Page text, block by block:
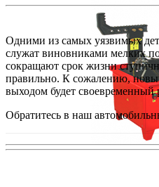
Одними из самых уязвимых
служат виновниками мелких
сокращают срок жизни
правильно. К сожалению,
выходом будет своевременный
Обратитесь в наш